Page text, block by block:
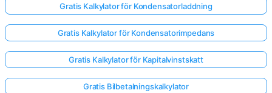
Gratis Kalkylator för Kondensatorladdning
Gratis Kalkylator för Kondensatorimpedans
Gratis Kalkylator för Kapitalvinstskatt
Gratis Bilbetalningskalkylator